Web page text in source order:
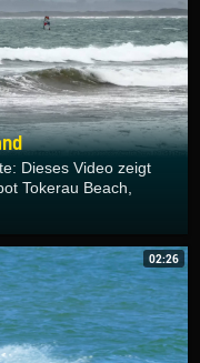
Dieses Video zeigt
Tokerau Beach,
02:26